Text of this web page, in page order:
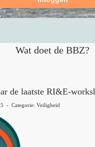
Wat doet de BBZ?
de laatste RI&E-
- Categorie: Veiligheid